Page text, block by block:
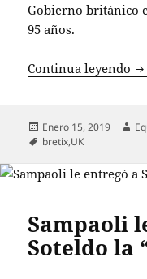
Gobierno británico
95 años.
Continua leyendo
Publicado
el
Enero 15, 2019
Etiquetas
bretix,UK
Sampaoli
Soteldo la